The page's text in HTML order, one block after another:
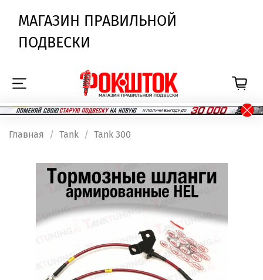
МАГАЗИН ПРАВИЛЬНОЙ
ПОДВЕСКИ
Главная Tank Tank 300